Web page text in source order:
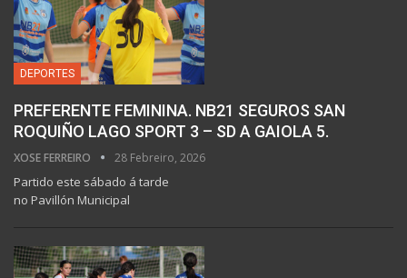
DEPORTES
PREFERENTE FEMININA. NB21 SEGUROS SAN
ROQUIÑO LAGO SPORT 3 – SD A GAIOLA 5.
XOSE FERREIRO 28 Febreiro, 2026
Partido este sábado á tarde
no Pavillón Municipal